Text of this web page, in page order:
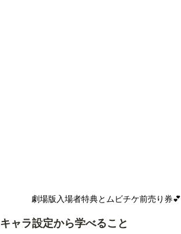
劇場版入場者特典とムビチケ前売り券💕
ャラ設定から学べること